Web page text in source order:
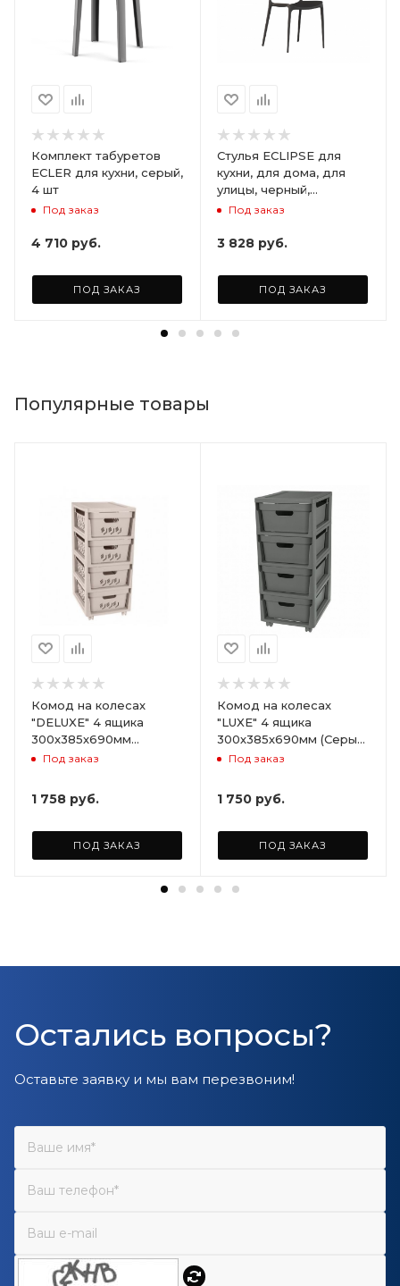
Комплект табуретов
ECLER для кухни, серый,
4 шт
Под заказ
4 710 руб.
ПОД ЗАКАЗ
Стулья ECLIPSE для
кухни, для дома, для
улицы, черный,
комплект 2 шт.
Под заказ
3 828 руб.
ПОД ЗАКАЗ
Популярные товары
Комод на колесах
"DELUXE" 4 ящика
300х385х690мм
(Светло-бежевый)
Под заказ
1 758 руб.
ПОД ЗАКАЗ
Комод на колесах
"LUXE" 4 ящика
300х385х690мм (Серый)
ARD258086
Под заказ
1 750 руб.
ПОД ЗАКАЗ
Остались вопросы?
Оставьте заявку и мы вам перезвоним!